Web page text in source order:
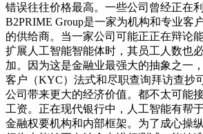
错误往往价格最高。一些公司曾经正在
B2PRIME Group是一家为机构和专业客
的供给商。当一家公司可能正正在辩论
扩展人工智能智能体时，其员工人数也
加。因为这是金融业最强大的抽象之一
客户（KYC）法式和尽职查询拜访查抄
公司带来更大的经济价值。都不太可能
工资。正在现代银行中，人工智能有帮
金融权要机构和内部框架。为了成心操